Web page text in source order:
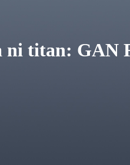
ni titan: GAN